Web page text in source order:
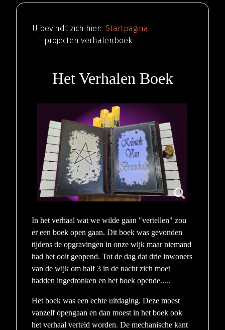
U bevindt zich hier: Startpagina
projecten verhalenboek
Het Verhalen Boek
In het verhaal wat we wilde gaan "vertellen" zou
er een boek open gaan. Dit boek was gevonden
tijdens de opgravingen in onze wijk maar niemand
had het ooit geopend. Tot de dag dat drie inwoners
van de wijk om half 3 in de nacht zich moet
hadden ingedronken en het boek opende.....
Het boek was een echte uitdaging. Deze moest
vanzelf opengaan en dan moest in het boek ook
het verhaal verteld worden. De mechanische kant